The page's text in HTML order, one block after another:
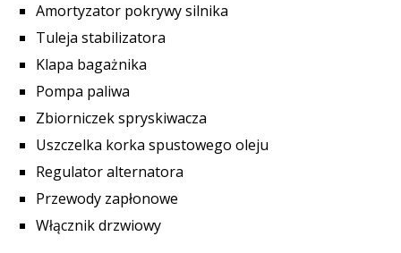
Amortyzator pokrywy silnika
Tuleja stabilizatora
Klapa bagażnika
Pompa paliwa
Zbiorniczek spryskiwacza
Uszczelka korka spustowego oleju
Regulator alternatora
Przewody zapłonowe
Włącznik drzwiowy